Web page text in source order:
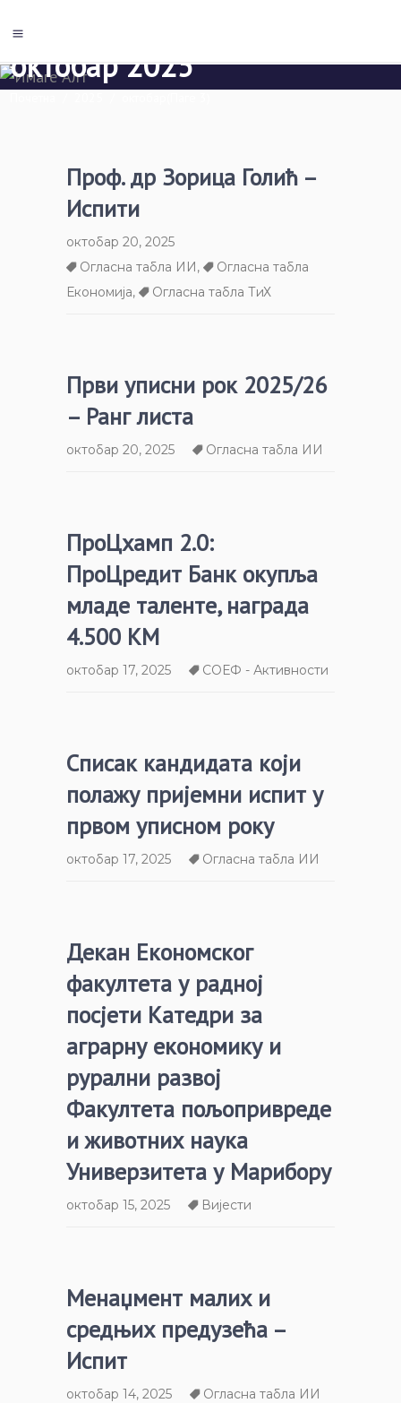
октобар 2025
Проф. др Зорица Голић –
Испити
октобар 20, 2025
Огласна табла ИИ,
Огласна табла
Економија, Огласна табла ТиХ
Први уписни рок 2025/26
– Ранг листа
октобар 20, 2025 Огласна табла ИИ
ПроЦхамп 2.0:
ПроЦредит Банк окупља
младе таленте, награда
4.500 КМ
октобар 17, 2025 СОЕФ - Активности
Списак кандидата који
полажу пријемни испит у
првом уписном року
октобар 17, 2025 Огласна табла ИИ
Декан Економског
факултета у радној
посјети Катедри за
аграрну економику и
рурални развој
Факултета пољопривреде
и животних наука
Универзитета у Марибору
октобар 15, 2025 Вијести
Менаџмент малих и
средњих предузећа –
Испит
октобар 14, 2025 Огласна табла ИИ